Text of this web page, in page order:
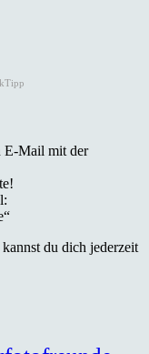
E-Mail mit der
du dich jederzeit